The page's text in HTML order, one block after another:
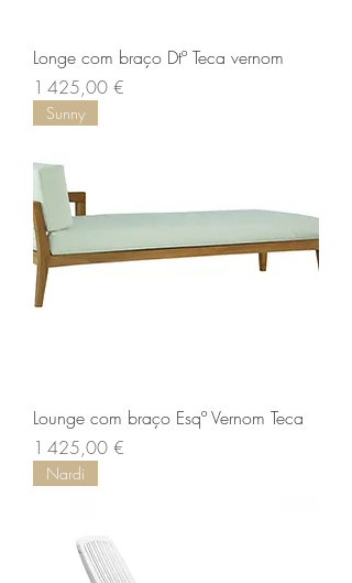
Longe com braço Dtº Teca vernom
Prix
1 425,00 €
Sunny
Lounge com braço Esqº Vernom Teca
Prix
1 425,00 €
Nardi